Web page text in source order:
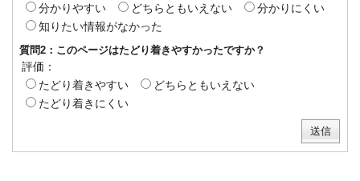
分かりやすい
どちらともいえない
分かりにくい
知りたい情報がなかった
質問2：このページはたどり着きやすかったですか？
評価：
たどり着きやすい
どちらともいえない
たどり着きにくい